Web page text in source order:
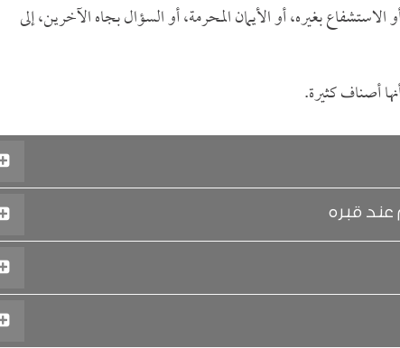
بغيره، أو الأيمان المحرمة، أو السؤال بجاه الآخرين، إلى
أصناف كثيرة.
قبره